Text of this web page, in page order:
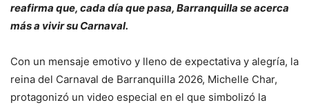
reafirma que, cada día que pasa, Barranquilla se acerca
más a vivir su Carnaval.
Con un mensaje emotivo y lleno de expectativa y alegría, la
reina del Carnaval de Barranquilla 2026, Michelle Char,
protagonizó un video especial en el que simbolizó la